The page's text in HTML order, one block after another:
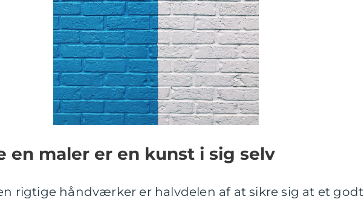
en maler er en kunst i sig selv
rigtige håndværker er halvdelen af at sikre sig at et godt